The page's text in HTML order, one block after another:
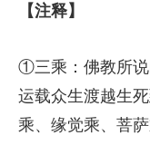
【注释】
①三乘：佛教所说
运载众生渡越生
乘、缘觉乘、菩萨